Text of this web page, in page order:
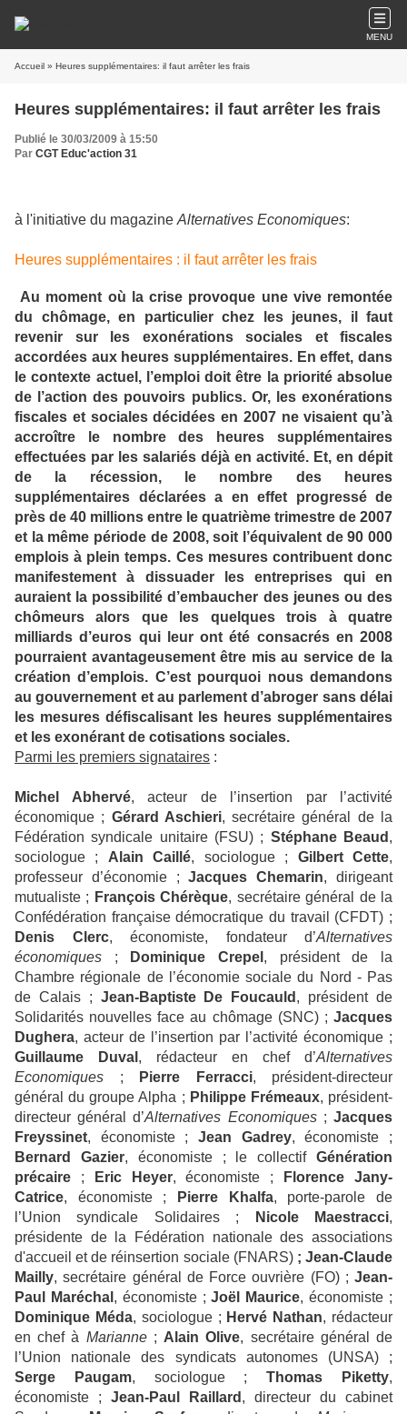
MENU
Accueil » Heures supplémentaires: il faut arrêter les frais
Heures supplémentaires: il faut arrêter les frais
Publié le 30/03/2009 à 15:50
Par CGT Educ'action 31
à l'initiative du magazine Alternatives Economiques:
Heures supplémentaires : il faut arrêter les frais
Au moment où la crise provoque une vive remontée
du chômage, en particulier chez les jeunes, il faut
revenir sur les exonérations sociales et fiscales
accordées aux heures supplémentaires. En effet, dans
le contexte actuel, l’emploi doit être la priorité absolue
de l’action des pouvoirs publics. Or, les exonérations
fiscales et sociales décidées en 2007 ne visaient qu’à
accroître le nombre des heures supplémentaires
effectuées par les salariés déjà en activité. Et, en dépit
de la récession, le nombre des heures
supplémentaires déclarées a en effet progressé de
près de 40 millions entre le quatrième trimestre de 2007
et la même période de 2008, soit l’équivalent de 90 000
emplois à plein temps. Ces mesures contribuent donc
manifestement à dissuader les entreprises qui en
auraient la possibilité d’embaucher des jeunes ou des
chômeurs alors que les quelques trois à quatre
milliards d’euros qui leur ont été consacrés en 2008
pourraient avantageusement être mis au service de la
création d’emplois. C’est pourquoi nous demandons
au gouvernement et au parlement d’abroger sans délai
les mesures défiscalisant les heures supplémentaires
et les exonérant de cotisations sociales.
Parmi les premiers signataires :
Michel Abhervé, acteur de l’insertion par l’activité
économique ; Gérard Aschieri, secrétaire général de la
Fédération syndicale unitaire (FSU) ; Stéphane Beaud ,
sociologue ; Alain Caillé, sociologue ; Gilbert Cette,
professeur d’économie ;Jacques Chemarin, dirigeant
mutualiste ; François Chérèque, secrétaire général de la
Confédération française démocratique du travail (CFDT) ;
Denis Clerc, économiste, fondateur d’Alternatives
économiques ; Dominique Crepel , président de la
Chambre régionale de l’économie sociale du Nord - Pas
de Calais ; Jean-Baptiste De Foucauld , président de
Solidarités nouvelles face au chômage (SNC) ; Jacques
Dughera, acteur de l’insertion par l’activité économique ;
Guillaume Duval , rédacteur en chef d’Alternatives
Economiques ; Pierre Ferracci, président-directeur
général du groupe Alpha ; Philippe Frémeaux, président-
directeur général d’Alternatives Economiques;Jacques
Freyssinet, économiste ; Jean Gadrey, économiste ;
Bernard Gazier, économiste ; le collectifGénération
précaire ; Eric Heyer, économiste ;
Florence Jany-
Catrice, économiste ; Pierre Khalfa, porte-parole de
l’Union syndicale Solidaires ;
Nicole Maestracci,
présidente de la Fédération nationale des associations
d'accueil et de réinsertion sociale (FNARS) ; Jean-Claude
Mailly, secrétaire général de Force ouvrière (FO) ; Jean-
Paul Maréchal , économiste ;Joël Maurice, économiste ;
Dominique Méda, sociologue ; Hervé Nathan, rédacteur
en chef à Marianne; Alain Olive, secrétaire général de
l’Union nationale des syndicats autonomes (UNSA) ;
Serge Paugam, sociologue ;Thomas Piketty,
économiste ; Jean-Paul Raillard , directeur du cabinet